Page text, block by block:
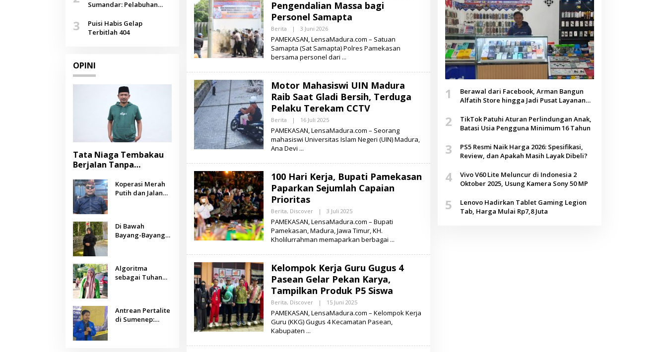
Agustus
Sumandar: Pelabuhan
Selendang Benang Merah
Lombang
3
Puisi Habis Gelap
Terbitlah 404
OPINI
Tata Niaga Tembakau
Berjalan Tanpa
Negara Berpihak
kepada Petani?
Koperasi Merah
Putih dan Jalan
Di Bawah
Bayang-Bayang
Era Kecerdasan
Buatan
Algoritma
sebagai Tuhan
Antrean Pertalite
di Sumenep:
A
U
R
Pengendalian Massa bagi
Personel Samapta
Berita | 3 Juni 2026O
E
H
L
A
M
A
U
R
PAMEKASAN, LensaMadura.com – Satuan
Samapta (Sat Samapta) Polres Pamekasan
bersama personel dari
Motor Mahasiswi UIN Madura
Raib Saat Gladi Bersih, Terduga
Pelaku Terekam CCTV
Berita | 16 Juli 2025O
E
H
A
M
A
R
A
PAMEKASAN, LensaMadura.com – Seorang
mahasiswi Universitas Islam Negeri (UIN) Madura,
Ana Devi
100 Hari Kerja, Bupati Pamekasan
Paparkan Sejumlah Capaian
Prioritas
Berita, Discover | 3 Juli 2025O
E
H
L
A
M
A
U
R
PAMEKASAN, LensaMadura.com – Bupati
Pamekasan, Madura, Jawa Timur, KH.
Kholilurrahman memaparkan berbagai
Kelompok Kerja Guru Gugus 4
Pasean Gelar Pekan Karya,
Tampilkan Produk P5 Siswa
Berita, Discover | 15 Juni 2025O
E
H
PAMEKASAN, LensaMadura.com – Kelompok Kerja
Guru (KKG) Gugus 4 Kecamatan Pasean,
Kabupaten
1
Berawal dari Facebook, Arman Bangun
Alfatih Store hingga Jadi Pusat Layanan
2
TikTok Patuhi Aturan Perlindungan Anak,
Batasi Usia Pengguna Minimum 16 Tahun
3
PS5 Resmi Naik Harga 2026: Spesifikasi,
Review, dan Apakah Masih Layak Dibeli?
4
Vivo V60 Lite Meluncur di Indonesia 2
Oktober 2025, Usung Kamera Sony 50 MP
5
Lenovo Hadirkan Tablet Gaming Legion
Tab, Harga Mulai Rp7,8 Juta